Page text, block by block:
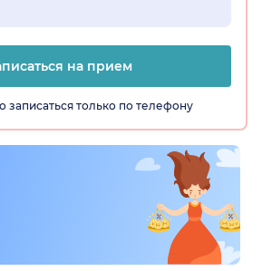
на прием
записаться только по телефону